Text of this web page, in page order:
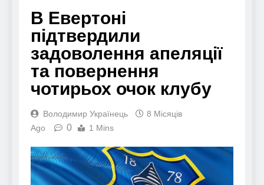
В Евертоні
підтвердили
задоволення апеляції
та повернення
чотирьох очок клубу
Володимир Українець
8 Місяців
Ago
0 1 Mins